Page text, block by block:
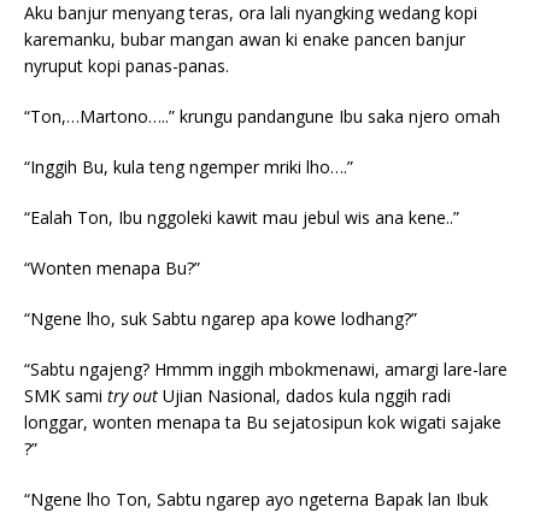
Aku banjur menyang teras, ora lali nyangking wedang kopi
karemanku, bubar mangan awan ki enake pancen banjur
nyruput kopi panas-panas.
“Ton,…Martono…..” krungu pandangune Ibu saka njero omah
“Inggih Bu, kula teng ngemper mriki lho….”
“Ealah Ton, Ibu nggoleki kawit mau jebul wis ana kene..”
“Wonten menapa Bu?”
“Ngene lho, suk Sabtu ngarep apa kowe lodhang?”
“Sabtu ngajeng? Hmmm inggih mbokmenawi, amargi lare-lare
SMK sami try out Ujian Nasional, dados kula nggih radi
longgar, wonten menapa ta Bu sejatosipun kok wigati sajake
?”
“Ngene lho Ton, Sabtu ngarep ayo ngeterna Bapak lan Ibuk